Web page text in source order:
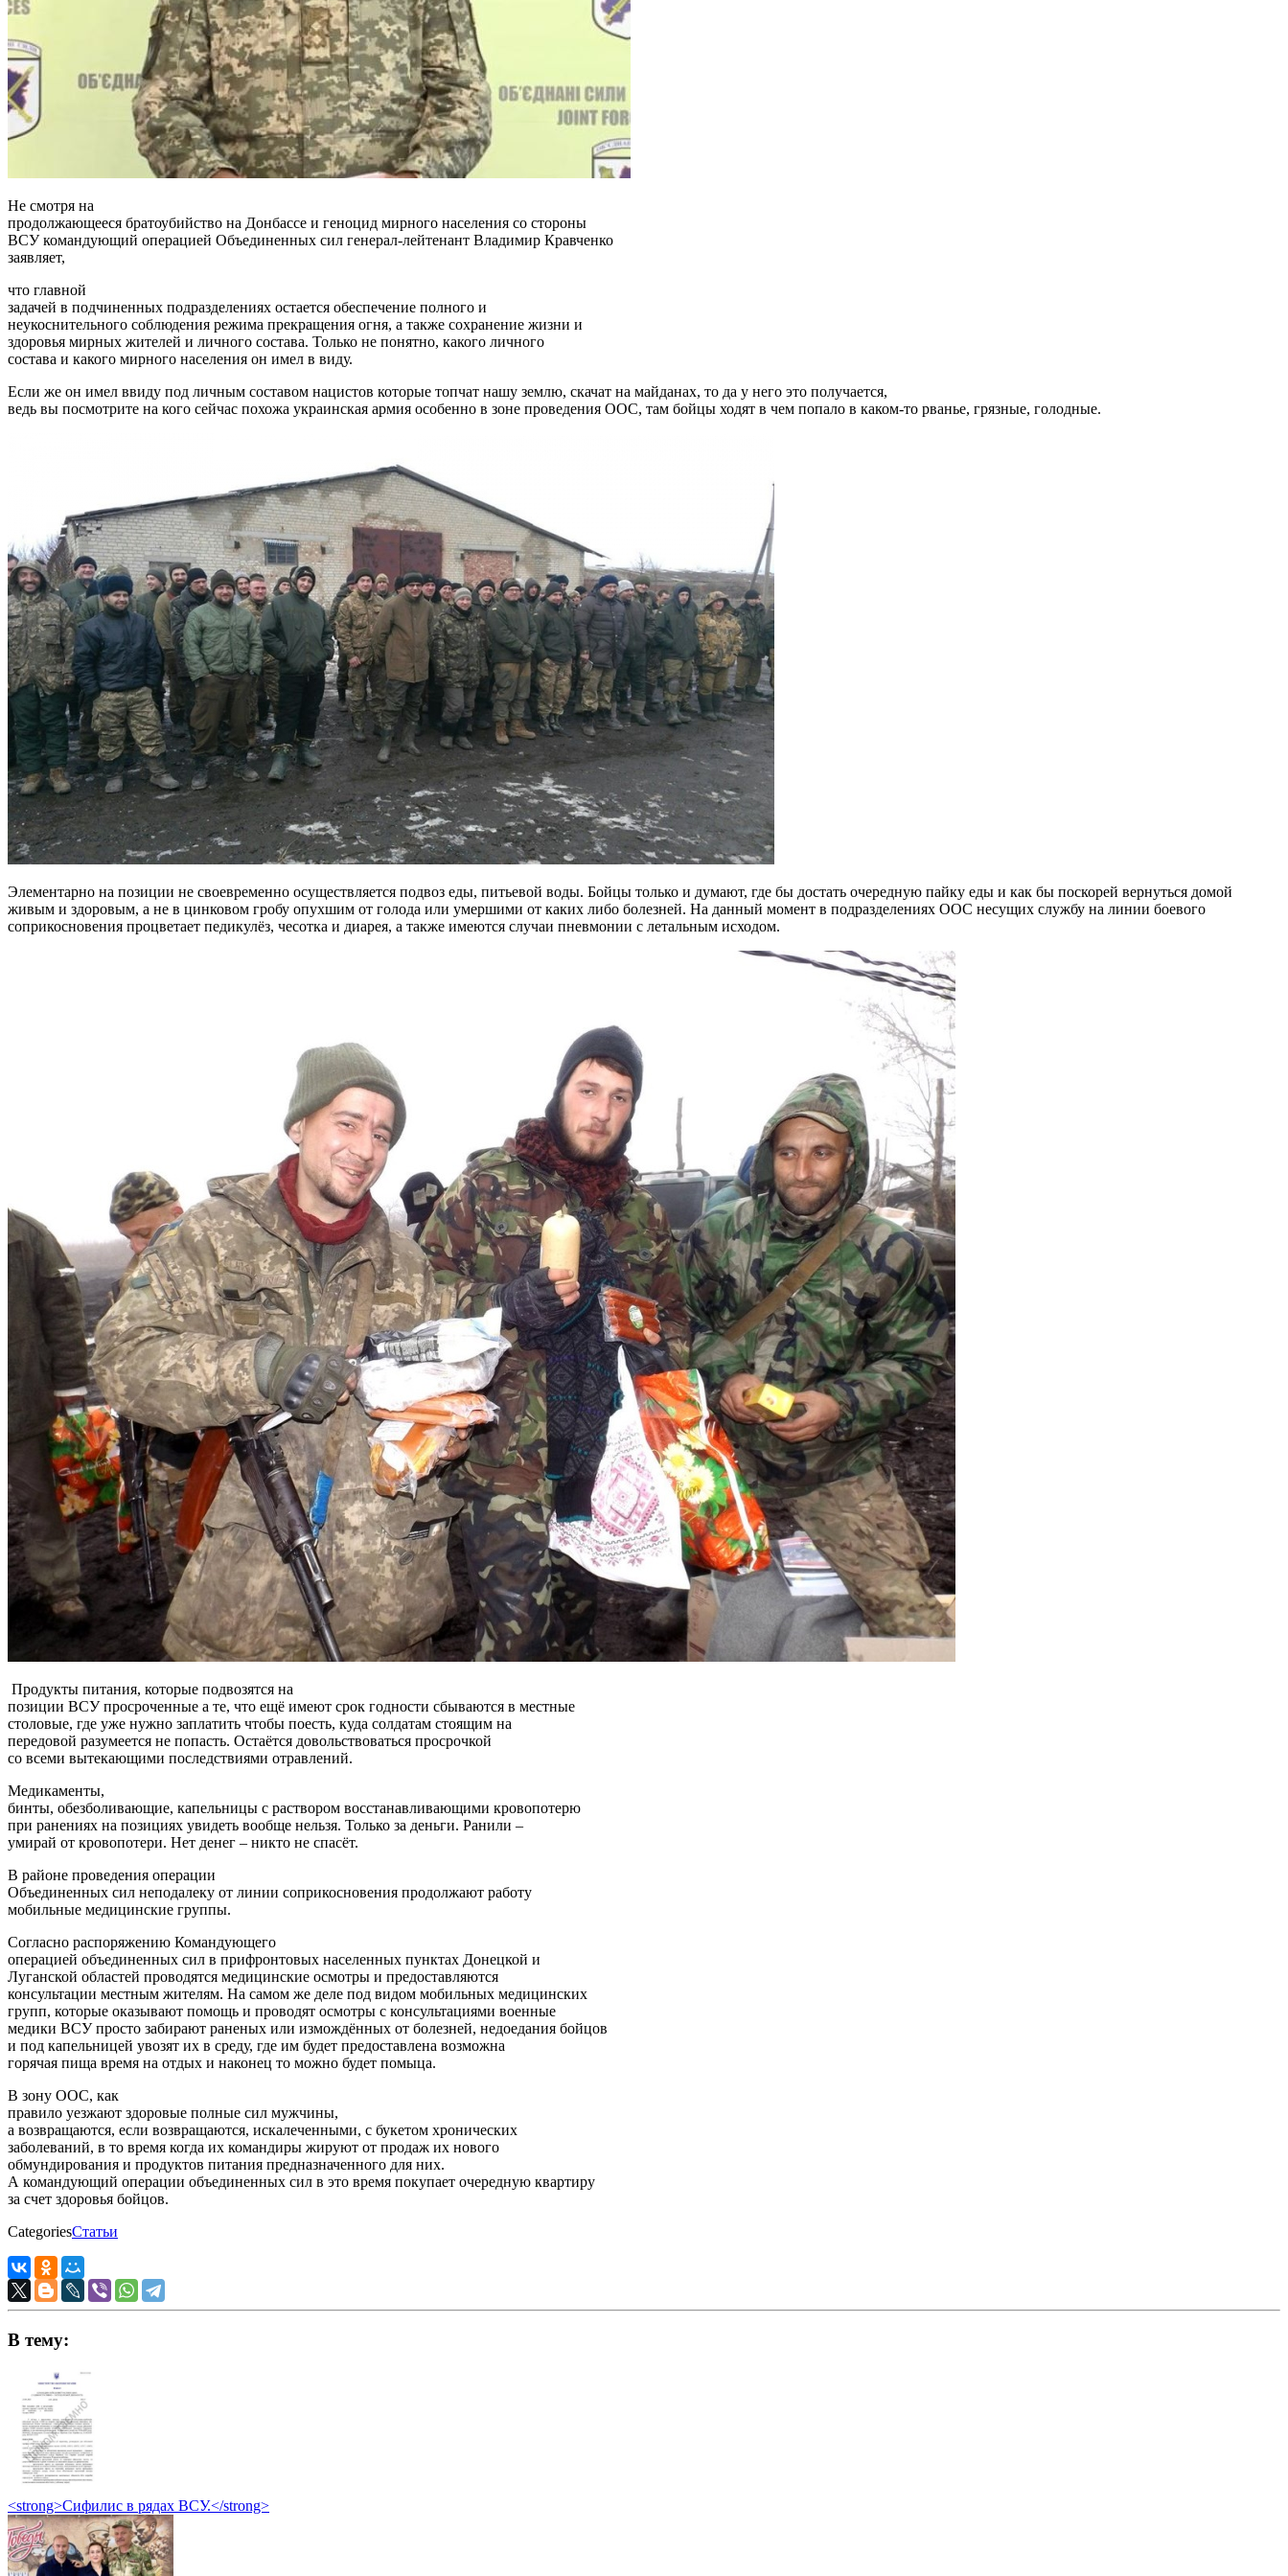
Не смотря на
продолжающееся братоубийство на Донбассе и геноцид мирного населения со стороны
ВСУ командующий операцией Объединенных сил генерал-лейтенант Владимир Кравченко
заявляет,
что главной
задачей в подчиненных подразделениях остается обеспечение полного и
неукоснительного соблюдения режима прекращения огня, а также сохранение жизни и
здоровья мирных жителей и личного состава. Только не понятно, какого личного
состава и какого мирного населения он имел в виду.
Если же он имел ввиду под личным составом нацистов которые топчат нашу землю, скачат на майданах, то да у него это получается,
ведь вы посмотрите на кого сейчас похожа украинская армия особенно в зоне проведения ООС, там бойцы ходят в чем попало в каком-то рванье, грязные, голодные.
Элементарно на позиции не своевременно осуществляется подвоз еды, питьевой воды. Бойцы только и думают, где бы достать очередную пайку еды и как бы поскорей вернуться домой
живым и здоровым, а не в цинковом гробу опухшим от голода или умершими от каких либо болезней. На данный момент в подразделениях ООС несущих службу на линии боевого
соприкосновения процветает педикулёз, чесотка и диарея, а также имеются случаи пневмонии с летальным исходом.
Продукты питания, которые подвозятся на
позиции ВСУ просроченные а те, что ещё имеют срок годности сбываются в местные
столовые, где уже нужно заплатить чтобы поесть, куда солдатам стоящим на
передовой разумеется не попасть. Остаётся довольствоваться просрочкой
со всеми вытекающими последствиями отравлений.
Медикаменты,
бинты, обезболивающие, капельницы с раствором восстанавливающими кровопотерю
при ранениях на позициях увидеть вообще нельзя. Только за деньги. Ранили –
умирай от кровопотери. Нет денег – никто не спасёт.
В районе проведения операции
Объединенных сил неподалеку от линии соприкосновения продолжают работу
мобильные медицинские группы.
Согласно распоряжению Командующего
операцией объединенных сил в прифронтовых населенных пунктах Донецкой и
Луганской областей проводятся медицинские осмотры и предоставляются
консультации местным жителям. На самом же деле под видом мобильных медицинских
групп, которые оказывают помощь и проводят осмотры с консультациями военные
медики ВСУ просто забирают раненых или измождённых от болезней, недоедания бойцов
и под капельницей увозят их в среду, где им будет предоставлена возможна
горячая пища время на отдых и наконец то можно будет помыца.
В зону ООС, как
правило уезжают здоровые полные сил мужчины,
а возвращаются, если возвращаются, искалеченными, с букетом хронических
заболеваний, в то время когда их командиры жируют от продаж их нового
обмундирования и продуктов питания предназначенного для них.
А командующий операции объединенных сил в это время покупает очередную квартиру
за счет здоровья бойцов.
CategoriesСтатьи
В тему:
<strong>Сифилис в рядах ВСУ.</strong>